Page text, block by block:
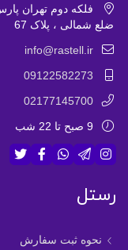
فلکه دوم تهران
ضلع شمالی ، پلاک 67
info@rastell.ir
09122582273
02177145700
9 صبح تا 22 شب
رستل
نحوه ثبت سفارش